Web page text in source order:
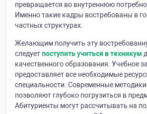
превращается во внутреннюю
Именно такие кадры востребованы в
частных структурах.
Желающим получить эту
следуетпоступить учиться в техникум
качественного образования. Учебное
предоставляет все необходимые
специальности. Современные
позволяют глубоко погрузиться в
Абитуриенты могут рассчитывать на